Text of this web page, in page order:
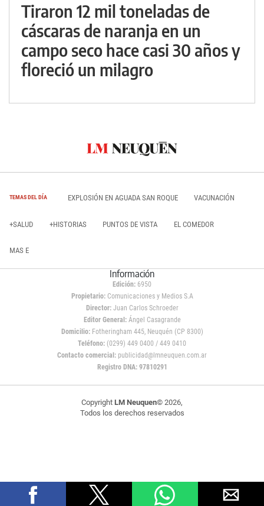
Tiraron 12 mil toneladas de
cáscaras de naranja en un
campo seco hace casi 30 años y
floreció un milagro
TEMAS DEL DÍA EXPLOSIÓN EN AGUADA SAN ROQUE VACUNACIÓN
+SALUD +HISTORIAS PUNTOS DE VISTA EL COMEDOR
MAS E
Información
Edición: 6950
Propietario:Comunicaciones y Medios S.A
Director: Juan Carlos Schroeder
Editor General:Ángel Casagrande
Domicilio:Fotheringham 445, Neuquén (CP 8300)
Teléfono: (0299) 449 0400 / 449 0410
Contacto comercial: publicidad@lmneuquen.com.ar
Registro DNA: 97810291
Copyright LM Neuquen© 2026,
Todos los derechos reservados